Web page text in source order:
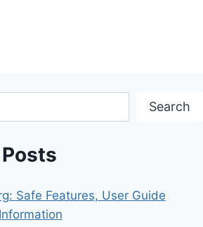
Search
Safe Features, User Guide